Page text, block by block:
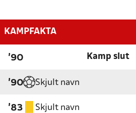
KAMPFAKTA
'90 Kamp slut
'90 Skjult navn
'83 Skjult navn